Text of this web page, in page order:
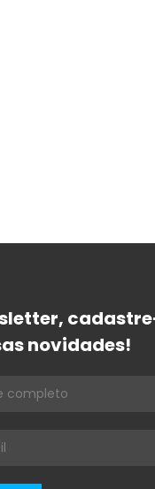
novidades!